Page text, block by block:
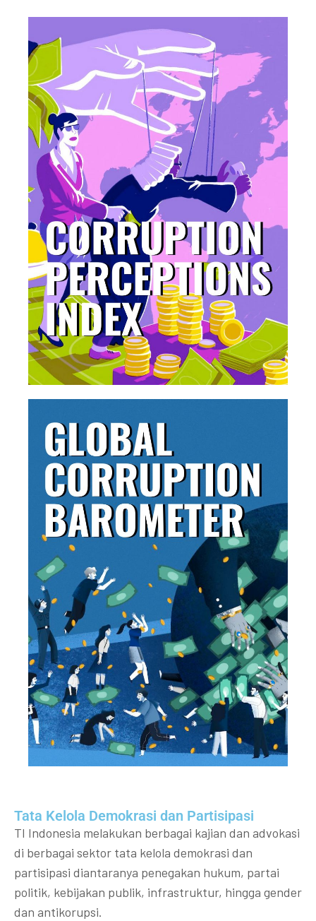
Tata Kelola Demokrasi dan Partisipasi​
TI Indonesia melakukan berbagai kajian dan advokasi
di berbagai sektor tata kelola demokrasi dan
partisipasi diantaranya penegakan hukum, partai
politik, kebijakan publik, infrastruktur, hingga gender
dan antikorupsi.